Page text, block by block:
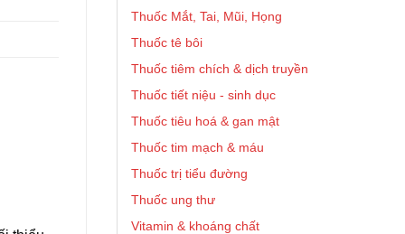
Thuốc Mắt, Tai, Mũi, Họng
Thuốc tê bôi
Thuốc tiêm chích & dịch truyền
Thuốc tiết niệu - sinh dục
Thuốc tiêu hoá & gan mật
Thuốc tim mạch & máu
Thuốc trị tiểu đường
Thuốc ung thư
Vitamin & khoáng chất